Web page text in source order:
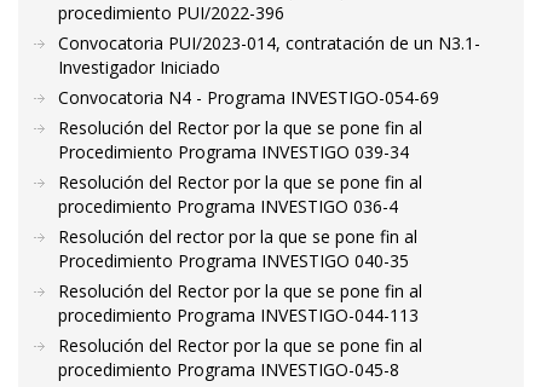
procedimiento PUI/2022-396
Convocatoria PUI/2023-014, contratación de un N3.1-
Investigador Iniciado
Convocatoria N4 - Programa INVESTIGO-054-69
Resolución del Rector por la que se pone fin al
Procedimiento Programa INVESTIGO 039-34
Resolución del Rector por la que se pone fin al
procedimiento Programa INVESTIGO 036-4
Resolución del rector por la que se pone fin al
Procedimiento Programa INVESTIGO 040-35
Resolución del Rector por la que se pone fin al
procedimiento Programa INVESTIGO-044-113
Resolución del Rector por la que se pone fin al
procedimiento Programa INVESTIGO-045-8